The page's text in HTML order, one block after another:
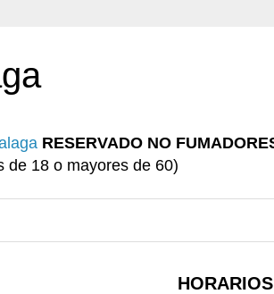
RESERVADO NO
de 18 o mayores de 60)